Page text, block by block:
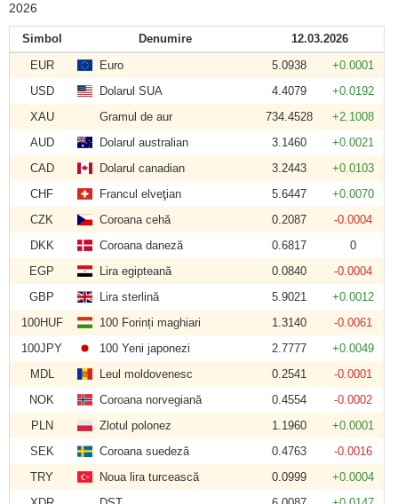
2026
Simbol Denumire
12.03.2026
EUR
Euro 5.0938
+0.0001
USD
Dolarul SUA 4.4079
+0.0192
XAU
Gramul de aur 734.4528
+2.1008
AUD
Dolarul australian 3.1460
+0.0021
CAD
Dolarul canadian 3.2443
+0.0103
CHF
Francul elveţian 5.6447
+0.0070
CZK
Coroana cehă 0.2087
-0.0004
DKK
Coroana daneză 0.6817
0
EGP
Lira egipteană 0.0840
-0.0004
GBP
Lira sterlină 5.9021
+0.0012
100HUF
100 Forinți maghiari 1.3140
-0.0061
100JPY
100 Yeni japonezi 2.7777
+0.0049
MDL
Leul moldovenesc 0.2541
-0.0001
NOK
Coroana norvegiană 0.4554
-0.0002
PLN
Zlotul polonez 1.1960
+0.0001
SEK
Coroana suedeză 0.4763
-0.0016
TRY
Noua lira turcească 0.0999
+0.0004